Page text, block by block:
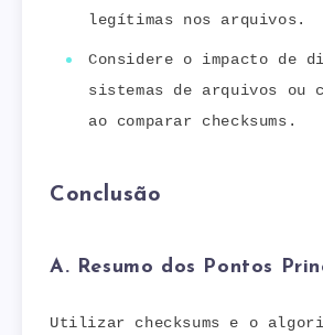
legítimas nos arquivos.
Considere o impacto de
sistemas de arquivos ou
ao comparar checksums.
Conclusão
A. Resumo dos Pontos
Utilizar checksums e o